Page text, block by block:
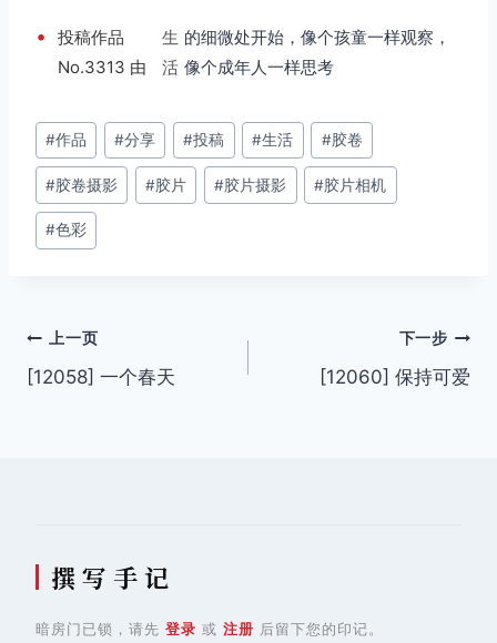
•
投稿作品
No.3313 由
生
活
的细微处开始，像个孩童一样观察，
像个成年人一样思考
文
章
标
签：
#作品 #分享 #投稿 #生活 #胶卷
#胶卷摄影 #胶片 #胶片摄影 #胶片相机
#色彩
文
章
上一页
[12058] 一个春天
下一步
[12060] 保持可爱
撰 写 手 记
暗房门已锁，请先 登录 或 注册 后留下您的印记。